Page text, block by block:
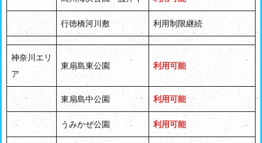
行徳橋河川敷 利用制限継続
神奈川エリ
ア
東扇島東公園 利用可能
東扇島中公園 利用可能
うみかぜ公園 利用可能